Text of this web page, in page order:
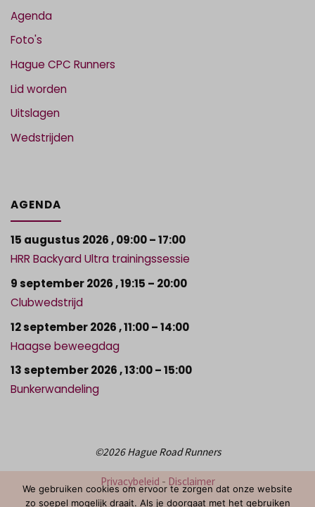
Agenda
Foto's
Hague CPC Runners
Lid worden
Uitslagen
Wedstrijden
AGENDA
15 augustus 2026,09:00– 17:00
HRR Backyard Ultra trainingssessie
9 september 2026,19:15 – 20:00
Clubwedstrijd
12 september 2026,11:00– 14:00
Haagse beweegdag
13 september 2026,13:00– 15:00
Bunkerwandeling
©2026 Hague Road Runners
Privacybeleid - Disclaimer
We gebruiken cookies om ervoor te zorgen dat onze website
zo soepel mogelijk draait. Als je doorgaat met het gebruiken